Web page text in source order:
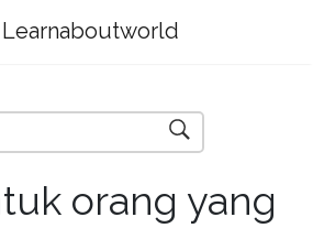
Learnaboutworld
orang yang